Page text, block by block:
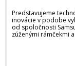
Predstavujeme
inovácie v podobe
od spoločnosti
zúženými rámčekmi